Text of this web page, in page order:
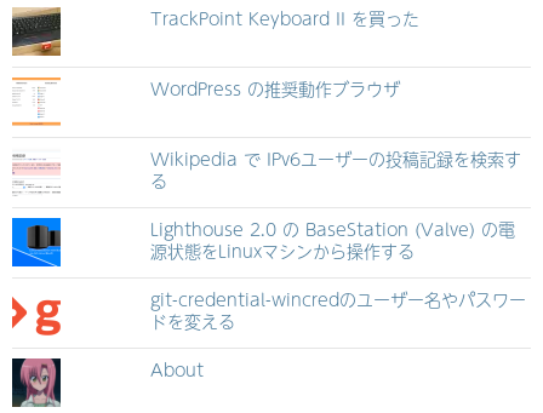
TrackPoint Keyboard II を買った
WordPress の推奨動作ブラウザ
Wikipedia で IPv6ユーザーの投稿記録を検索す
る
Lighthouse 2.0 の BaseStation (Valve) の電
源状態をLinuxマシンから操作する
git-credential-wincredのユーザー名やパスワー
ドを変える
About